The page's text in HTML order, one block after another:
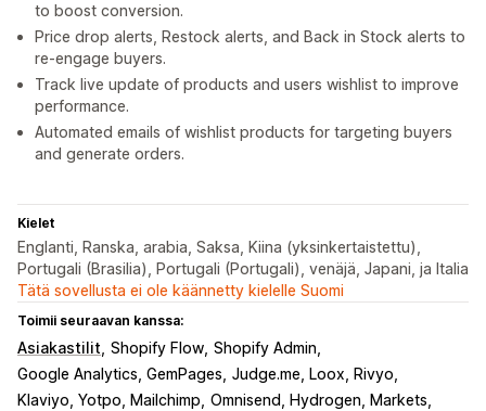
to boost conversion.
Price drop alerts, Restock alerts, and Back in Stock alerts to
re-engage buyers.
Track live update of products and users wishlist to improve
performance.
Automated emails of wishlist products for targeting buyers
and generate orders.
Kielet
Englanti, Ranska, arabia, Saksa, Kiina (yksinkertaistettu),
Portugali (Brasilia), Portugali (Portugali), venäjä, Japani, ja Italia
Tätä sovellusta ei ole käännetty kielelle Suomi
Toimii seuraavan kanssa:
Asiakastilit Shopify Flow Shopify Admin
Google Analytics, GemPages Judge.me, Loox, Rivyo
Klaviyo, Yotpo, Mailchimp Omnisend, Hydrogen, Markets